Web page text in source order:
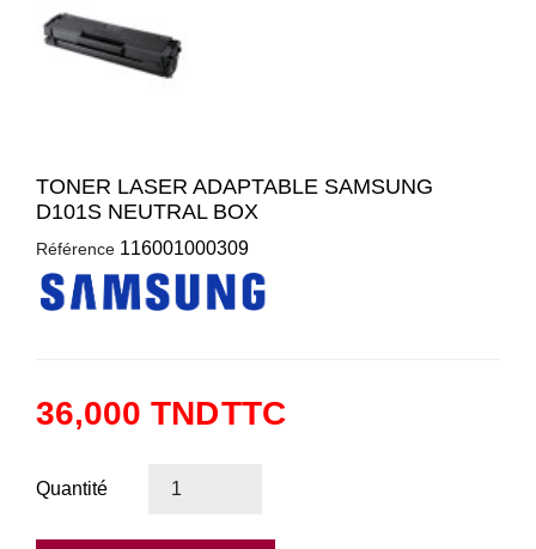
TONER LASER ADAPTABLE SAMSUNG
D101S NEUTRAL BOX
Référence 116001000309
36,000 TNDTTC
Quantité